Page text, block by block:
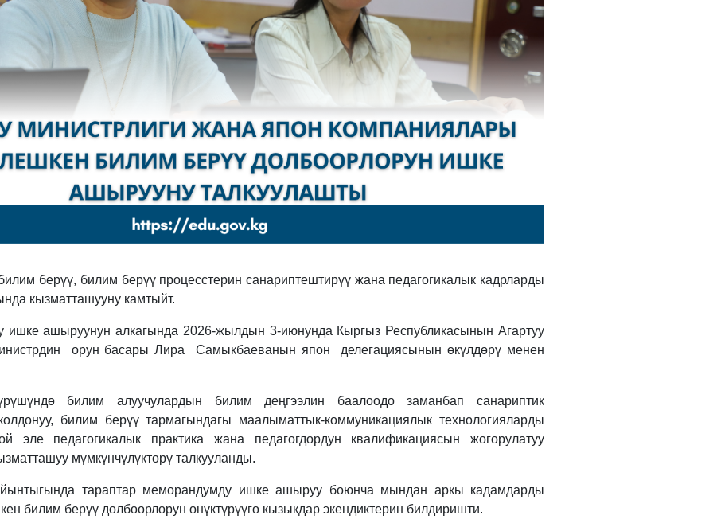
берүү, билим берүү процесстерин санариптештирүү жана педагогикалык кадрларды
кызматташууну камтыйт.
ишке ашыруунун алкагында 2026-жылдын 3-июнунда Кыргыз Республикасынын Агартуу
орун басары Лира Самыкбаеванын япон делегациясынын өкүлдөрү менен
билим алуучулардын билим деңгээлин баалоодо заманбап санариптик
билим берүү тармагындагы маалыматтык-коммуникациялык технологияларды
эле педагогикалык практика жана педагогдордун квалификациясын жогорулатуу
мүмкүнчүлүктөрү талкууланды.
тараптар меморандумду ишке ашыруу боюнча мындан аркы кадамдарды
билим берүү долбоорлорун өнүктүрүүгө кызыкдар экендиктерин билдиришти.